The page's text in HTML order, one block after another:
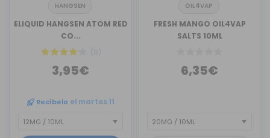
HANGSEN
ELIQUID HANGSEN ATOM RED
CO...
(8)
3,95€
Recíbelo el martes 11
OIL4VAP
FRESH MANGO OIL4VAP
SALTS 10ML
6,35€